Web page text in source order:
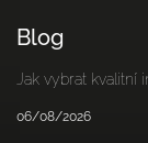
Blog
Jak vybrat kvalitní
06/08/2026